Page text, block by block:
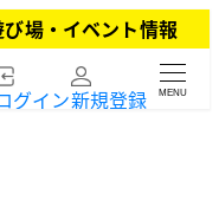
場・イベント情報
グイン新規登録 MENU